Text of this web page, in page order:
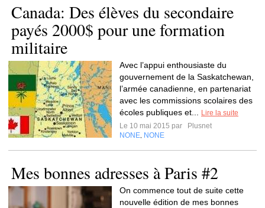
Canada: Des élèves du secondaire
payés 2000$ pour une formation
militaire
Avec l’appui enthousiaste du
gouvernement de la Saskatchewan,
l’armée canadienne, en partenariat
avec les commissions scolaires des
écoles publiques et...
Lire la suite
Le 10 mai 2015 par
Plusnet
NONE NONE
Mes bonnes adresses à Paris #2
On commence tout de suite cette
nouvelle édition de mes bonnes